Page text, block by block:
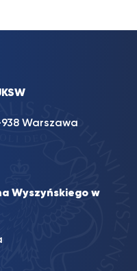
Warszawa
Wyszyńskiego w